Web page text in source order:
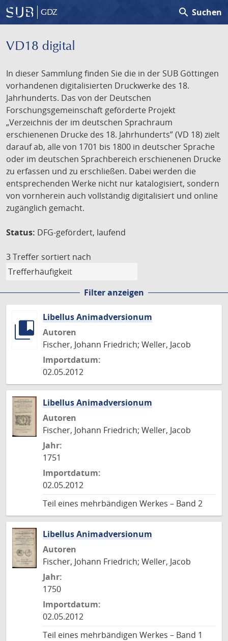
GDZ search Suchen
VD18 digital
In dieser Sammlung finden Sie die in der SUB Göttingen
vorhandenen digitalisierten Druckwerke des 18.
Jahrhunderts. Das von der Deutschen
Forschungsgemeinschaft geförderte Projekt
„Verzeichnis der im deutschen Sprachraum
erschienenen Drucke des 18. Jahrhunderts” (VD 18) zielt
darauf ab, alle von 1701 bis 1800 in deutscher Sprache
oder im deutschen Sprachbereich erschienenen Drucke
zu erfassen und zu erschließen. Dabei werden die
entsprechenden Werke nicht nur katalogisiert, sondern
von vornherein auch vollständig digitalisiert und online
zugänglich gemacht.
Status: DFG-gefördert, laufend
3 Treffer sortiert nach
Filter anzeigen
Libellus Animadversionum
Autoren
Fischer, Johann Friedrich; Weller, Jacob
Importdatum:
02.05.2012
Libellus Animadversionum
Autoren
Fischer, Johann Friedrich; Weller, Jacob
Jahr:
1751
Importdatum:
02.05.2012
Teil eines mehrbändigen Werkes – Band 2
Libellus Animadversionum
Autoren
Fischer, Johann Friedrich; Weller, Jacob
Jahr:
1750
Importdatum:
02.05.2012
Teil eines mehrbändigen Werkes – Band 1